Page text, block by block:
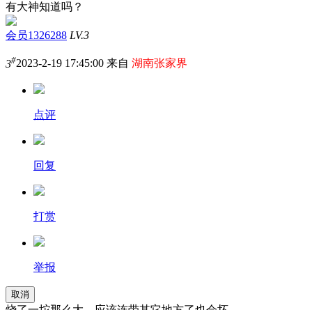
有大神知道吗？
会员1326288 LV.3
3#2023-2-19 17:45:00 来自 湖南张家界
点评
回复
打赏
举报
取消